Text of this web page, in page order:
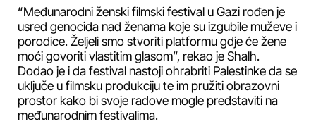
“Međunarodni ženski filmski festival u Gazi rođen je
usred genocida nad ženama koje su izgubile muževe i
porodice. Željeli smo stvoriti platformu gdje će žene
moći govoriti vlastitim glasom”, rekao je Shalh.
Dodao je i da festival nastoji ohrabriti Palestinke da se
uključe u filmsku produkciju te im pružiti obrazovni
prostor kako bi svoje radove mogle predstaviti na
međunarodnim festivalima.